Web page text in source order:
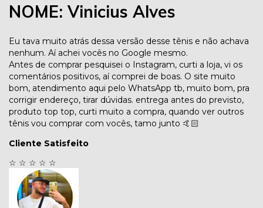
NOME: Vinicius Alves
Eu tava muito atrás dessa versão desse tênis e não achava
nenhum. Aí achei vocês no Google mesmo.
Antes de comprar pesquisei o Instagram, curti a loja, vi os
comentários positivos, aí comprei de boas. O site muito
bom, atendimento aqui pelo WhatsApp tb, muito bom, pra
corrigir endereço, tirar dúvidas. entrega antes do previsto,
produto top top, curti muito a compra, quando ver outros
tênis vou comprar com vocês, tamo junto 🤙🏻
Cliente Satisfeito
☆ ☆ ☆ ☆ ☆